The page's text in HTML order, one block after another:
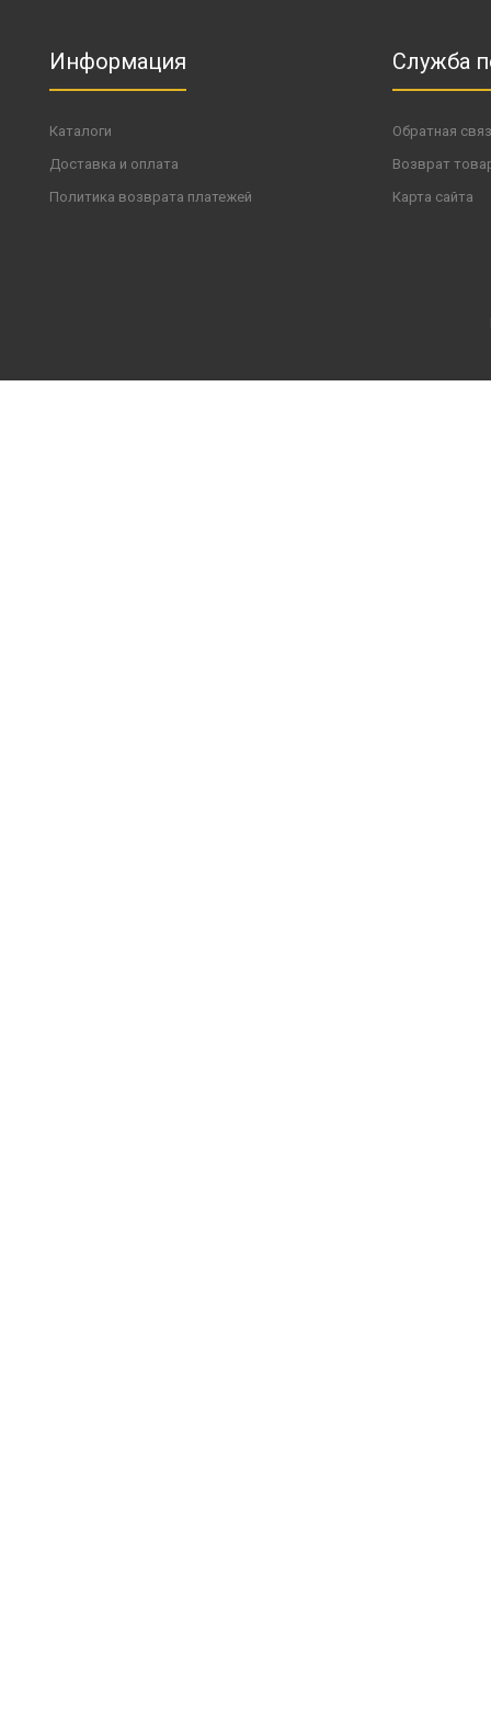
Информация
Каталоги
Доставка и оплата
Политика возврата платежей
Служба
Обратная
Возврат
Карта сайта